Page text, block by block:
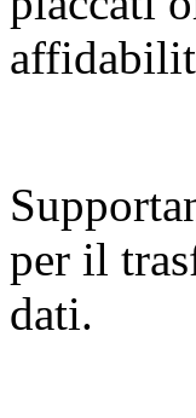
per il
dati.